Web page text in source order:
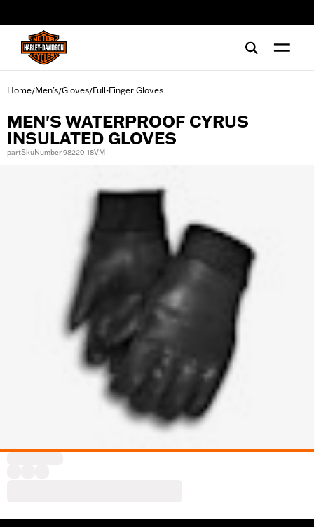
Home/Men's/Gloves/Full-Finger Gloves
MEN'S WATERPROOF CYRUS
INSULATED GLOVES
partSkuNumber 98220-18VM